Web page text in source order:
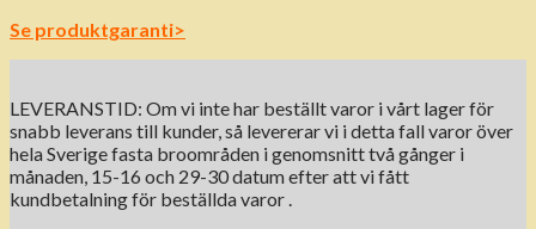
Se produktgaranti>
LEVERANSTID: Om vi ​​inte har beställt varor i vårt lager för
snabb leverans till kunder, så levererar vi i detta fall varor över
hela Sverige fasta broområden i genomsnitt två gånger i
månaden, 15-16 och 29-30 datum efter att vi fått
kundbetalning för beställda varor .